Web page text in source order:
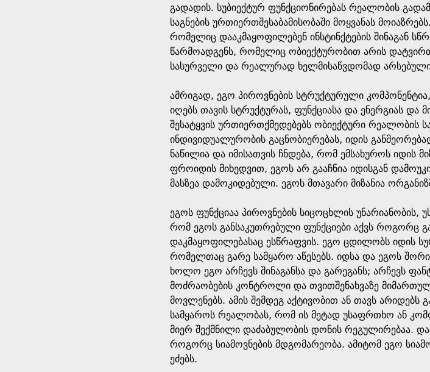
გადადის. სუბიექტურ ფუნქციონირებას რეალობის
საგნების ურთიერთშესაბამისობაში მოყვანას
რომელიც დააკმაყოფილებენ ინსტინქტების შინაგან
წარმოადგენს, რომელიც ობიექტურობით არის
სასურველი და რეალურად ხელმისაწვდომად
ამრიგად, ეგო პიროვნების სტრუქტურული
იღებს თავის სტრუქტურას, ფუნქციასა და ენერგიას და
შესატყვის ურთიერთქმედებებს ობიექტური რეალობის
ინდივიდუალურობის გაცნობიერებას, იდის
ნაწილია და იმისათვის ჩნდება, რომ ემსახუროს იდის
ფროიდის მიხედვით, ეგოს არ გააჩნია იდისგან
მასზეა დამოკიდებული. ეგოს მთავარი მიზანია
ეგოს ფუნქციაა პიროვნების სიცოცხლის
რომ ეგოს განსაკუთრებული ფუნქციები აქვს როგორც
დაკმაყოფილებასაც ესწრაფვის. ეგო ცდილობს იდის
რომელთაც გარე სამყარო აწესებს. იდსა და ეგოს
ხოლო ეგო არჩევს შინაგანსა და გარეგანს; არჩევს
მოძრაობების კონტროლი და თვითშენახვაზე
მოვლენებს. ამის შემდეგ აქტივობით ან თავს არიდებს
სამყაროს რეალობას, რომ ის მეტად უსაფრთხო ან
მიერ შექმნილი დაძაბულობის დონის რეგულირებაა.
როგორც სიამოვნების მდგომარეობა. ამიტომ ეგო
ეძებს.